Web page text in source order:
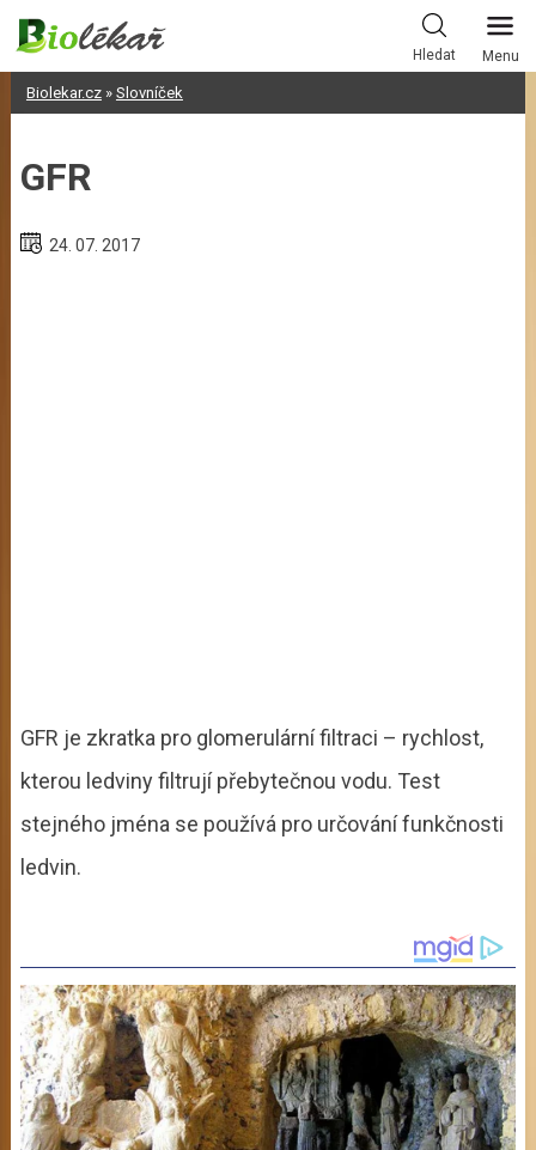
Skip
content
Hledat Menu
Biolekar.cz» Slovníček
GFR
24. 07. 2017
GFR je zkratka pro glomerulární filtraci – rychlost,
kterou ledviny filtrují přebytečnou vodu. Test
stejného jména se používá pro určování funkčnosti
ledvin.